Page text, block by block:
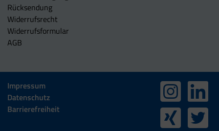
Rücksendung
Widerrufsrecht
Widerrufsformular
AGB
Impressum
Datenschutz
Barrierefreiheit